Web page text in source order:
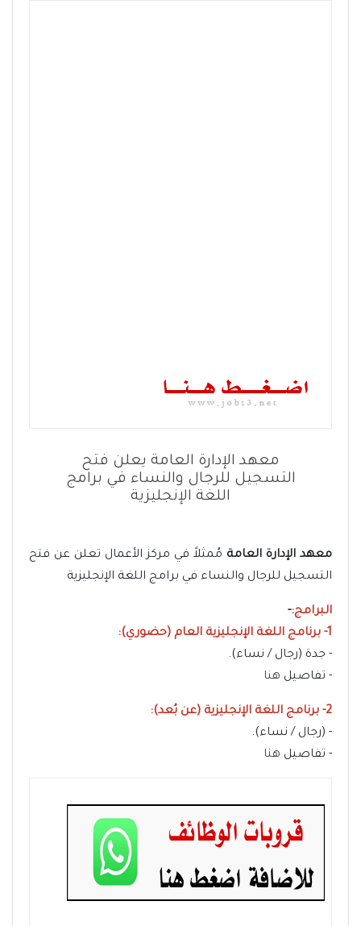
معهد الإدارة العامة يعلن فتح
التسجيل للرجال والنساء في برامج
اللغة الإنجليزية
معهد الإدارة العامة مُمثلاً في مركز الأعمال تعلن عن فتح
التسجيل للرجال والنساء في برامج اللغة الإنجليزية
البرامج:-
1- برنامج اللغة الإنجليزية العام (حضوري):
- جدة (رجال / نساء).
- تفاصيل هنا
2- برنامج اللغة الإنجليزية (عن بُعد):
- (رجال / نساء).
- تفاصيل هنا